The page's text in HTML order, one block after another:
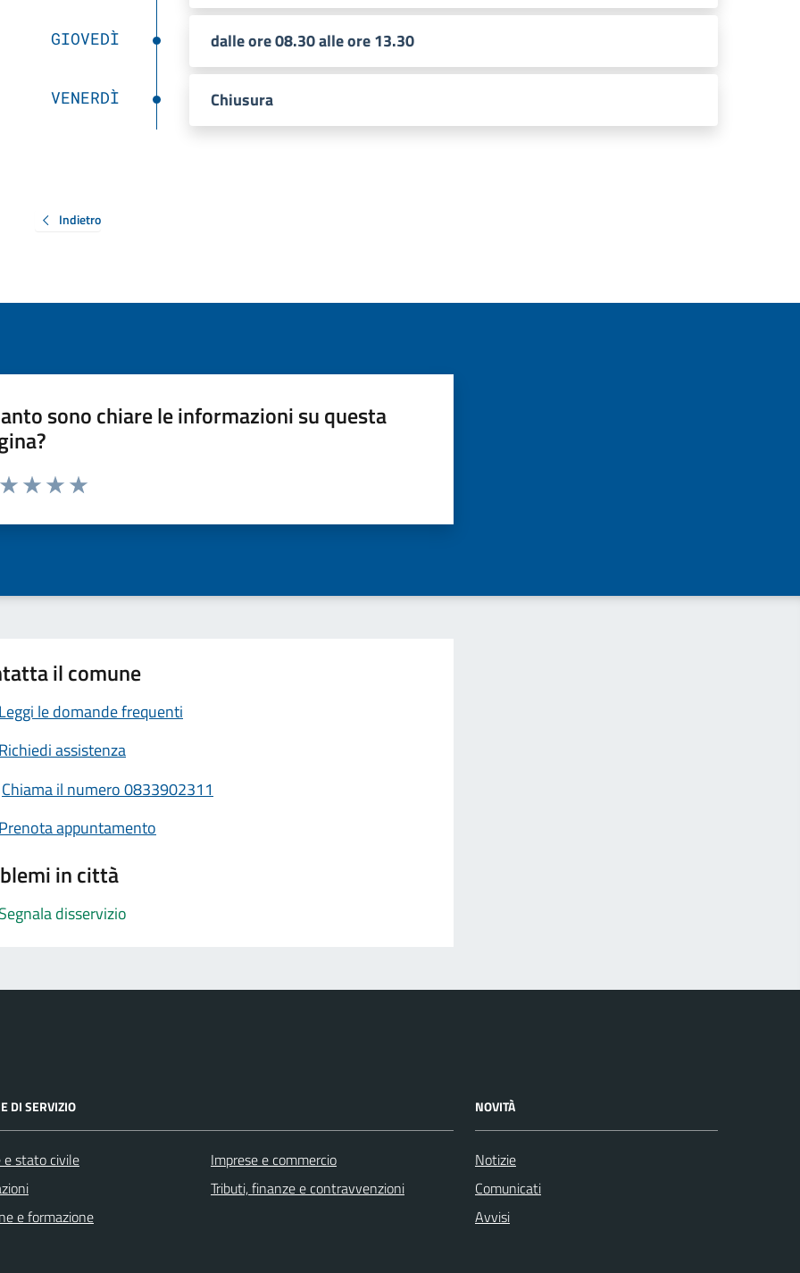
GIOVEDÌ dalle ore 08.30 alle ore 13.30
VENERDÌ Chiusura
Indietro
sono chiare le informazioni su questa
da 1 a 5 stelle la pagina
il comune
Leggi le domande frequenti
Richiedi assistenza
Chiama il numero 0833902311
Prenota appuntamento
in città
Segnala disservizio
DI SERVIZIO
e stato civile
e formazione
Imprese e commercio
Tributi, finanze e contravvenzioni
NOVITÀ
Notizie
Comunicati
Avvisi